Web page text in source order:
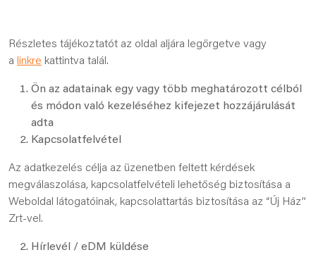
Részletes tájékoztatót az oldal aljára legörgetve vagy
a linkre kattintva talál.
Ön az adatainak egy vagy több meghatározott célból
és módon való kezeléséhez kifejezet hozzájárulását
adta
Kapcsolatfelvétel
Az adatkezelés célja az üzenetben feltett kérdések
megválaszolása, kapcsolatfelvételi lehetőség biztosítása a
Weboldal látogatóinak, kapcsolattartás biztosítása az “Új Ház”
Zrt-vel.
Hírlevél / eDM küldése